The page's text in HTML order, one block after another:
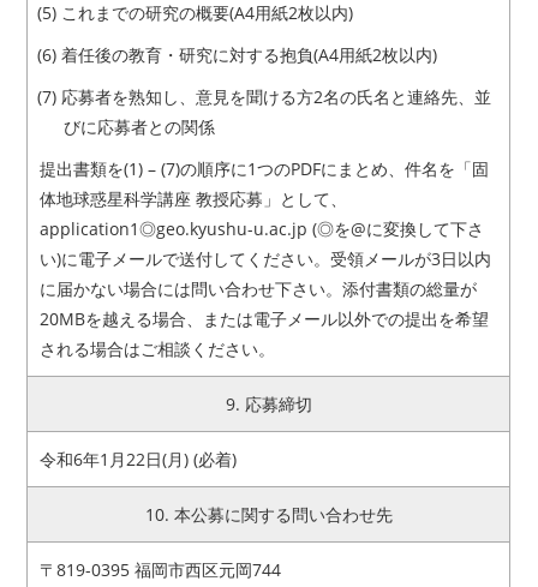
これまでの研究の概要(A4用紙2枚以内)
着任後の教育・研究に対する抱負(A4用紙2枚以内)
応募者を熟知し、意見を聞ける方2名の氏名と連絡先、並
びに応募者との関係
提出書類を(1) – (7)の順序に1つのPDFにまとめ、件名を「固
体地球惑星科学講座 教授応募」として、
application1◎geo.kyushu-u.ac.jp (◎を@に変換して下さ
い)に電子メールで送付してください。受領メールが3日以内
に届かない場合には問い合わせ下さい。添付書類の総量が
20MBを越える場合、または電子メール以外での提出を希望
される場合はご相談ください。
9. 応募締切
令和6年1月22日(月) (必着)
10. 本公募に関する問い合わせ先
〒819-0395 福岡市西区元岡744